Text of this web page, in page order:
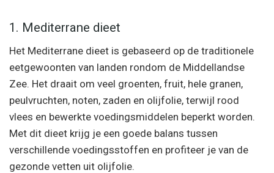
1. Mediterrane dieet
Het Mediterrane dieet is gebaseerd op de traditionele
eetgewoonten van landen rondom de Middellandse
Zee. Het draait om veel groenten, fruit, hele granen,
peulvruchten, noten, zaden en olijfolie, terwijl rood
vlees en bewerkte voedingsmiddelen beperkt worden.
Met dit dieet krijg je een goede balans tussen
verschillende voedingsstoffen en profiteer je van de
gezonde vetten uit olijfolie.